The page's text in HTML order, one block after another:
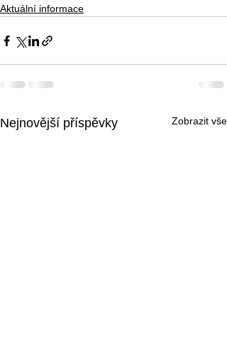
Aktuální informace
Nejnovější příspěvky Zobrazit vše